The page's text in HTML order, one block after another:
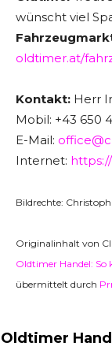
wünscht viel
oldtimer.at/
Kontakt: Herr
Mobil: +43 650
E-Mail:
Internet:
Bildrechte:
Originalinhalt von
Oldtimer Handel: So
übermittelt durch
Oldtimer